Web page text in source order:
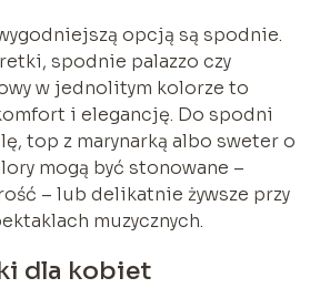
opcją są spodnie.
spodnie palazzo czy
w jednolitym kolorze to
i elegancję. Do spodni
top z marynarką albo sweter o
mogą być stonowane –
– lub delikatnie żywsze przy
muzycznych.
dla kobiet